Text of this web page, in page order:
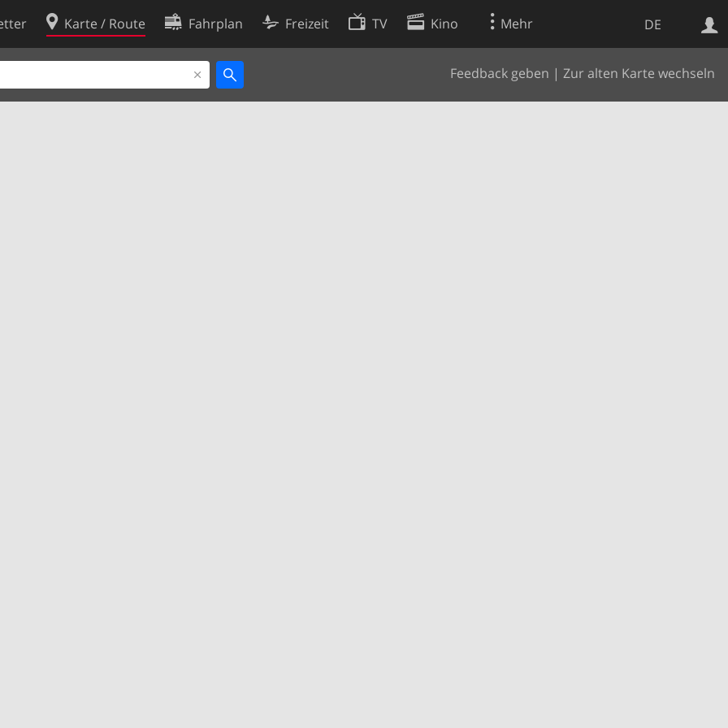
DE
Karte / Route Fahrplan Freizeit TV Kino Mehr
Feedback geben | Zur alten Karte wechseln
Websuche
Cookie-Richtlinie
Cookie-Einstellungen